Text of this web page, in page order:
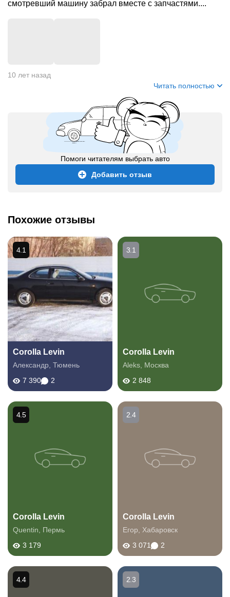
смотревший машину забрал вместе с запчастями....
10 лет назад
Читать полностью
Помоги читателям выбрать авто
Добавить отзыв
Похожие отзывы
Corolla Levin
Александр Тюмень
7 390
2
4.1
Corolla Levin
Aleks Москва
2 848
3.1
Corolla Levin
Quentin
Пермь
3 179
4.5
Corolla Levin
Егор
Хабаровск
3 071
2
2.4
4.4 2.3